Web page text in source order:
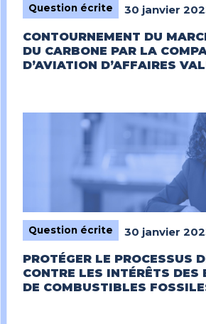
Question écrite
30 janvier
CONTOURNEMENT DU
DU CARBONE PAR LA
D’AVIATION D’AFFAIRES
Question écrite
30 janvier
PROTÉGER LE PROCESSUS
CONTRE LES INTÉRÊTS DES
DE COMBUSTIBLES